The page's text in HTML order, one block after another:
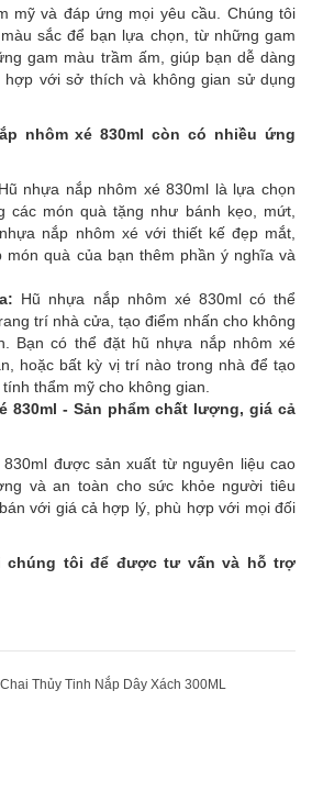
mỹ và đáp ứng mọi yêu cầu. Chúng tôi
sắc để bạn lựa chọn, từ những gam
gam màu trầm ấm, giúp bạn dễ dàng
với sở thích và không gian sử dụng
nhôm xé 830ml còn có nhiều ứng
Hũ nhựa nắp nhôm xé 830ml là lựa chọn
các món quà tặng như bánh kẹo, mứt,
nắp nhôm xé với thiết kế đẹp mắt,
món quà của bạn thêm phần ý nghĩa và
Hũ nhựa nắp nhôm xé 830ml có thể
trí nhà cửa, tạo điểm nhấn cho không
Bạn có thể đặt hũ nhựa nắp nhôm xé
hoặc bất kỳ vị trí nào trong nhà để tạo
thẩm mỹ cho không gian.
830ml - Sản phẩm chất lượng, giá cả
830ml được sản xuất từ nguyên liệu cao
và an toàn cho sức khỏe người tiêu
với giá cả hợp lý, phù hợp với mọi đối
chúng tôi để được tư vấn và hỗ trợ
Chai Thủy Tinh Nắp Dây Xách 300ML